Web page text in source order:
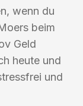
wenn du
beim
Geld
heute und
und